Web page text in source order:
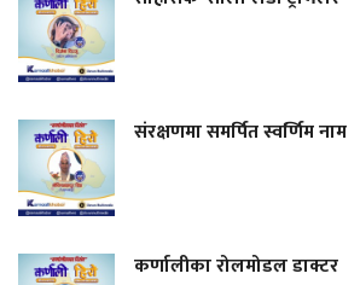
संरक्षणमा समर्पित स्वर्णिम नाम
कर्णालीका रोलमोडल डाक्टर